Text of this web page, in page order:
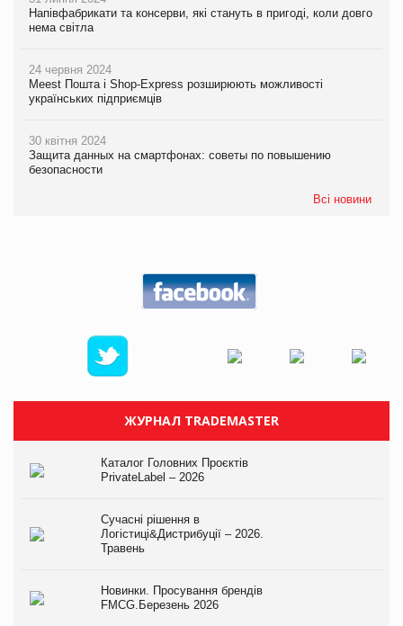
Напівфабрикати та консерви, які стануть в пригоді, коли довго
нема світла
24 червня 2024
Meest Пошта і Shop-Express розширюють можливості
українських підприємців
30 квітня 2024
Защита данных на смартфонах: советы по повышению
безопасности
Всі новини
ЖУРНАЛ TRADEMASTER
Каталог Головних Проєктів
PrivateLabel – 2026
Сучасні рішення в
Логістиці&Дистрибуції – 2026.
Травень
Новинки. Просування брендів
FMCG.Березень 2026